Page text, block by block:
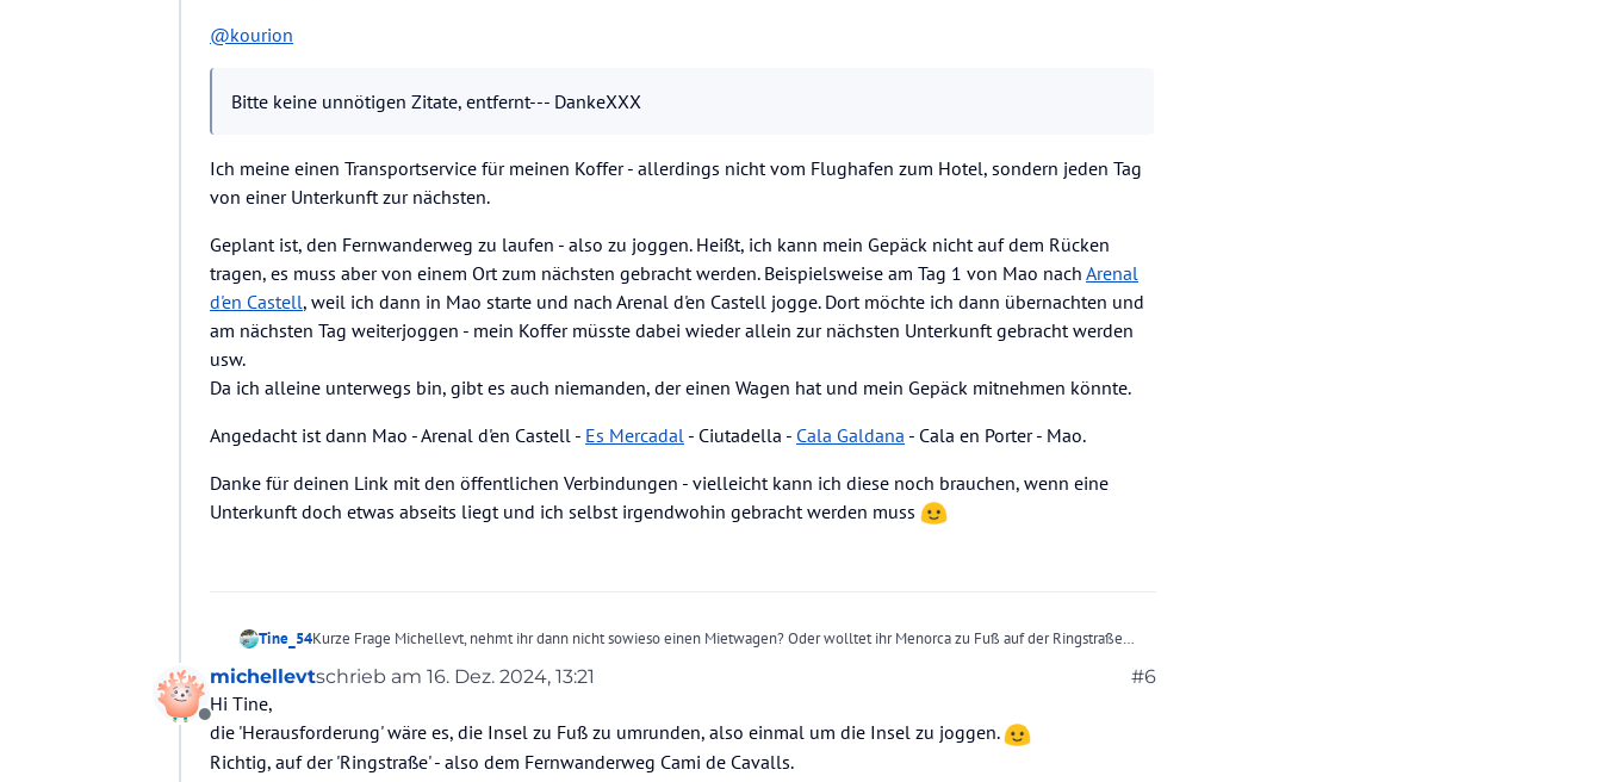
@kourion
Bitte keine unnötigen Zitate, entfernt--- DankeXXX
Ich meine einen Transportservice für meinen Koffer - allerdings nicht vom Flughafen zum Hotel, sondern jeden Tag
von einer Unterkunft zur nächsten.
Geplant ist, den Fernwanderweg zu laufen - also zu joggen. Heißt, ich kann mein Gepäck nicht auf dem Rücken
tragen, es muss aber von einem Ort zum nächsten gebracht werden. Beispielsweise am Tag 1 von Mao nach Arenal
d'en Castell, weil ich dann in Mao starte und nach Arenal d'en Castell jogge. Dort möchte ich dann übernachten und
am nächsten Tag weiterjoggen - mein Koffer müsste dabei wieder allein zur nächsten Unterkunft gebracht werden
usw.
Da ich alleine unterwegs bin, gibt es auch niemanden, der einen Wagen hat und mein Gepäck mitnehmen könnte.
Angedacht ist dann Mao - Arenal d'en Castell - Es Mercadal - Ciutadella - Cala Galdana - Cala en Porter - Mao.
Danke für deinen Link mit den öffentlichen Verbindungen - vielleicht kann ich diese noch brauchen, wenn eine
Unterkunft doch etwas abseits liegt und ich selbst irgendwohin gebracht werden muss
Tine_54Kurze Frage Michellevt, nehmt ihr dann nicht sowieso einen Mietwagen? Oder wolltet ihr Menorca zu Fuß auf der Ringstraße
Offline
michellevtschrieb am 16. Dez. 2024, 13:21
zuletzt editiert von #6
Hi Tine,
die 'Herausforderung' wäre es, die Insel zu Fuß zu umrunden, also einmal um die Insel zu joggen.
Richtig, auf der 'Ringstraße' - also dem Fernwanderweg Cami de Cavalls.